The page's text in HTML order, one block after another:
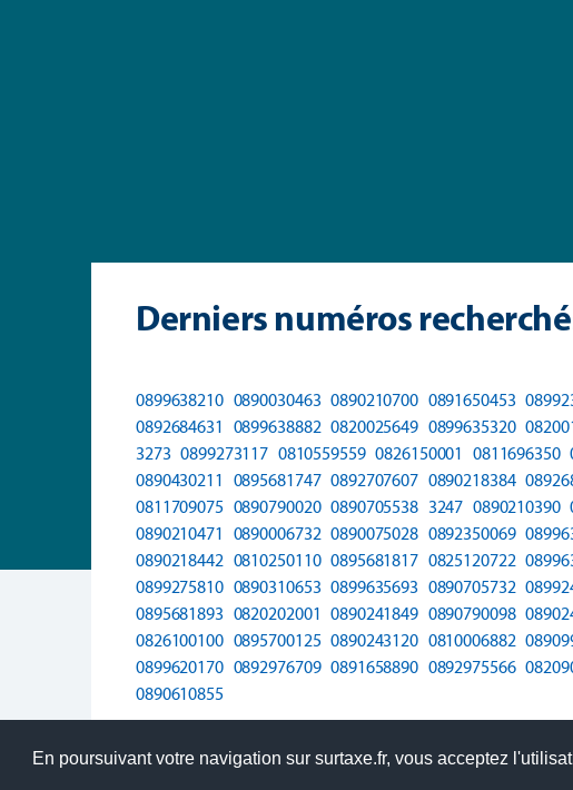
En poursuivant votre navigation sur surtaxe.fr, vous acceptez
Derniers numéros
0899638210 0890030463 0890210700 0891650453
0892684631 0899638882 0820025649 0899635320
3273 0899273117 0810559559 0826150001 0811696350
0890430211 0895681747 0892707607 0890218384
0811709075 0890790020 0890705538 3247 0890210390
0890210471 0890006732 0890075028 0892350069
0890218442 0810250110 0895681817 0825120722
0899275810 0890310653 0899635693 0890705732
0895681893 0820202001 0890241849 0890790098
0826100100 0895700125 0890243120 0810006882
0899620170 0892976709 0891658890 0892975566
0890610855